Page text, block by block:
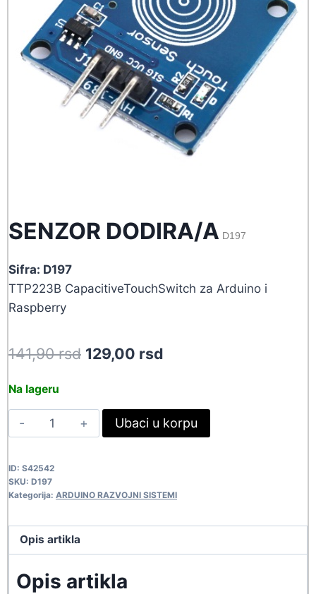
SENZOR DODIRA/A D197
Sifra: D197
TTP223B CapacitiveTouchSwitch za Arduino i
Raspberry
141,90rsd Original
141,90 rsd.
129,00 rsd
129,00 rsd.
Na lageru
SENZOR
DODIRA/A
quantity
Ubaci u korpu
ID: S42542
SKU: D197
Kategorija: ARDUINO RAZVOJNI SISTEMI
Opis artikla
Opis artikla